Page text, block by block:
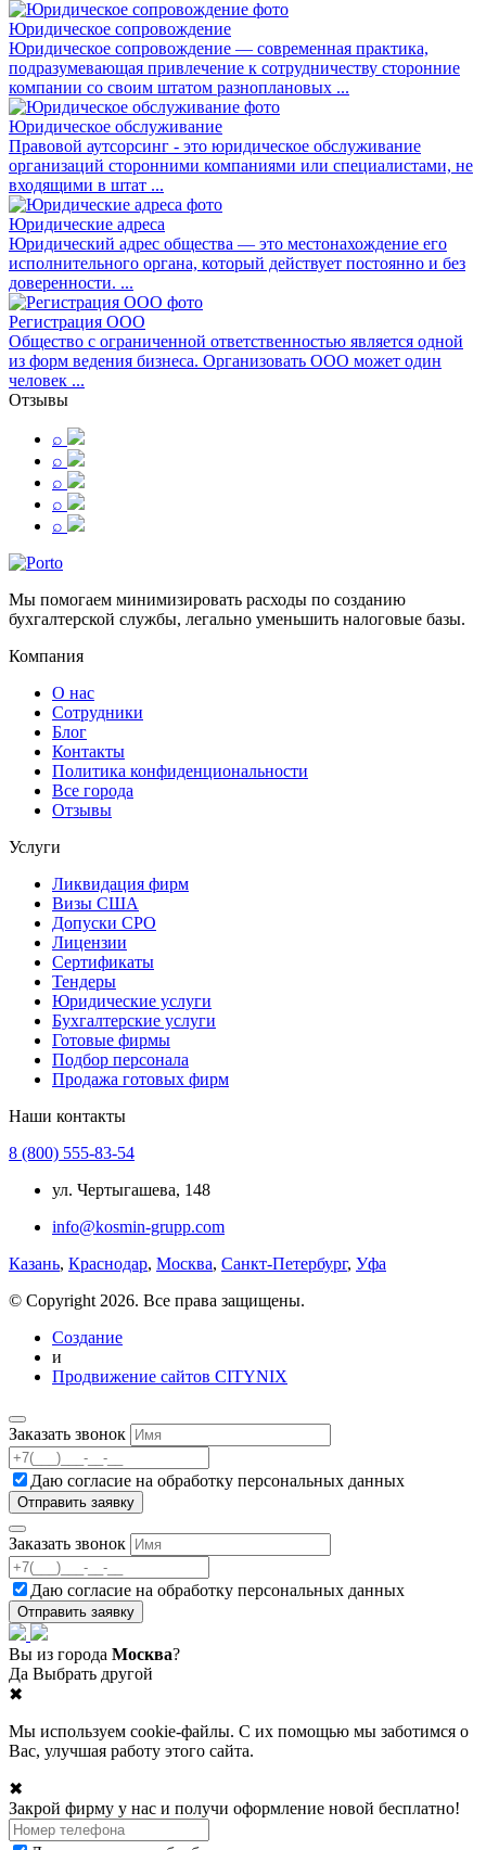
Юридическое сопровождение
Юридическое сопровождение — современная практика,
подразумевающая привлечение к сотрудничеству сторонние
компании со своим штатом разноплановых ...
Юридическое обслуживание
Правовой аутсорсинг - это юридическое обслуживание
организаций сторонними компаниями или специалистами, не
входящими в штат ...
Юридические адреса
Юридический адрес общества — это местонахождение его
исполнительного органа, который действует постоянно и без
доверенности. ...
Регистрация ООО
Общество с ограниченной ответственностью является одной
из форм ведения бизнеса. Организовать ООО может один
человек ...
Отзывы
⌕
⌕
⌕
⌕
⌕
Мы помогаем минимизировать расходы по созданию
бухгалтерской службы, легально уменьшить налоговые базы.
Компания
О нас
Сотрудники
Блог
Контакты
Политика конфиденциональности
Все города
Отзывы
Услуги
Ликвидация фирм
Визы США
Допуски СРО
Лицензии
Сертификаты
Тендеры
Юридические услуги
Бухгалтерские услуги
Готовые фирмы
Подбор персонала
Продажа готовых фирм
Наши контакты
8 (800) 555-83-54
ул. Чертыгашева, 148
info@kosmin-grupp.com
Казань, Краснодар, Москва, Санкт-Петербург, Уфа
© Copyright 2026. Все права защищены.
Создание
и
Продвижение сайтов CITYNIX
Заказать звонок
Даю согласие на обработку персональных данных
Заказать звонок
Даю согласие на обработку персональных данных
Вы из города Москва?
Да Выбрать другой
✖
Мы используем cookie-файлы. С их помощью мы заботимся о
Вас, улучшая работу этого сайта.
✖
Закрой фирму у нас и получи оформление новой бесплатно!